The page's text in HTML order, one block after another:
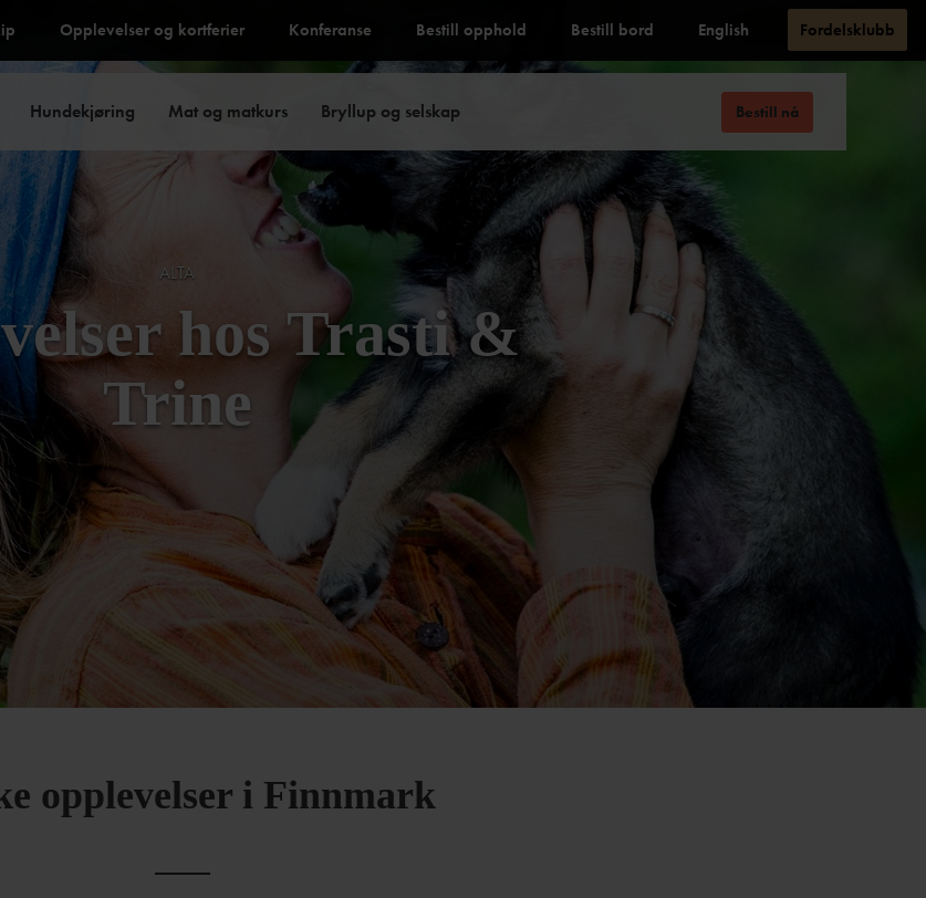
Opplevelser og kortferier Konferanse Bestill opphold Bestill bord English Fordelsklubb
Hundekjøring Mat og matkurs Bryllup og selskap Bestill nå
ALTA
hos Trasti &
Trine
opplevelser i Finnmark